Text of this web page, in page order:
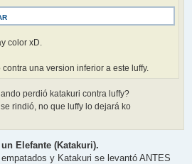
color xD.
una version inferior a este luffy.
perdió katakuri contra luffy?
rindió, no que luffy lo dejará ko
Elefante (Katakuri).
y Katakuri se levantó ANTES